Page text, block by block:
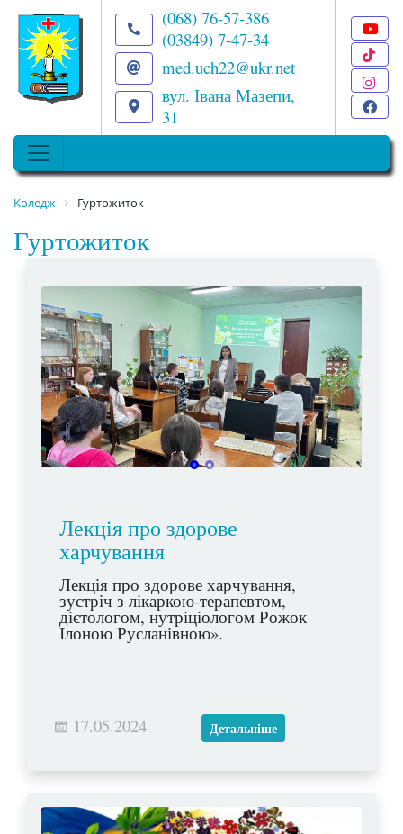
(068) 76-57-386
(03849) 7-47-34
med.uch22@ukr.net
вул. Івана Мазепи,
31
Коледж Гуртожиток
Гуртожиток
Лекція про здорове
харчування
Лекція про здорове харчування,
зустріч з лікаркою-терапевтом,
дієтологом, нутріціологом Рожок
Ілоною Русланівною».
17.05.2024 Детальніше